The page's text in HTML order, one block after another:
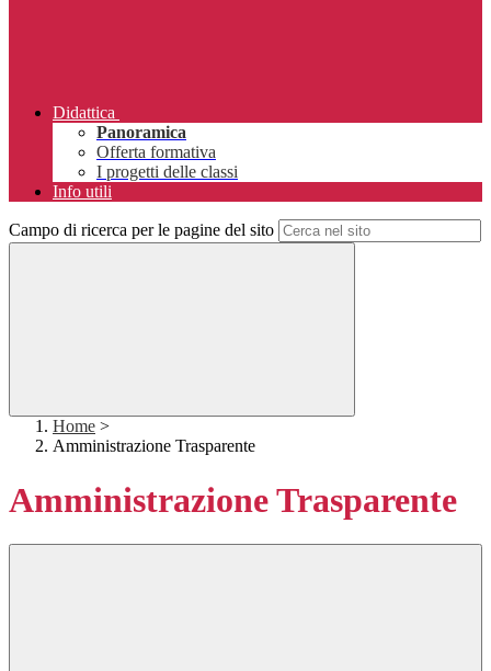
Didattica
Panoramica
Offerta formativa
I progetti delle classi
Info utili
Campo di ricerca per le pagine del sito
Home >
Amministrazione Trasparente
Amministrazione Trasparente